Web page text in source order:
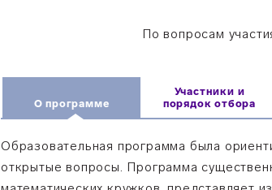
По вопросам
О программе
Участники и
порядок отбора
Образовательная программа была
открытые вопросы. Программа